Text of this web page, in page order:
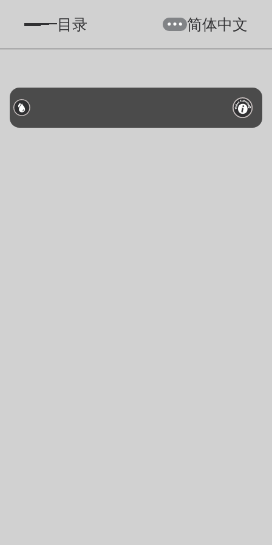
目录 简体中文